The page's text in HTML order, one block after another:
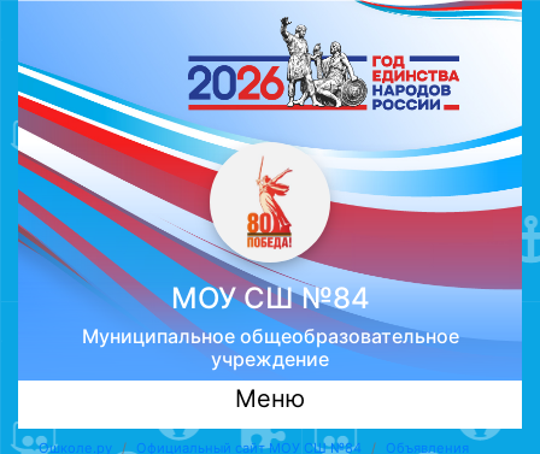
МОУ CШ №84
Муниципальное общеобразовательное
учреждение
Меню
Ошколе.ру Официальный сайт МОУ CШ №84
Объявления